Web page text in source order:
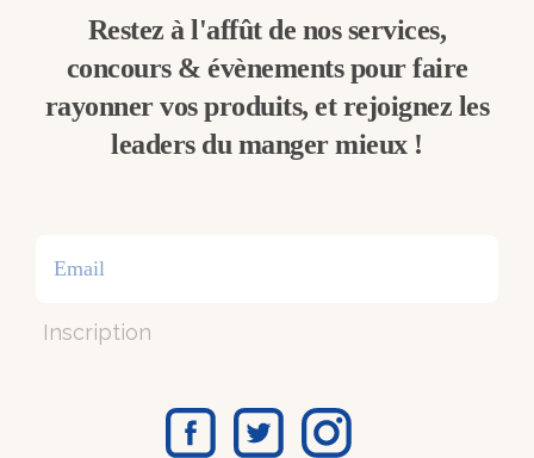
Restez à l'affût de nos services,
concours & évènements pour faire
rayonner vos produits, et rejoignez les
leaders du manger mieux !
Inscription